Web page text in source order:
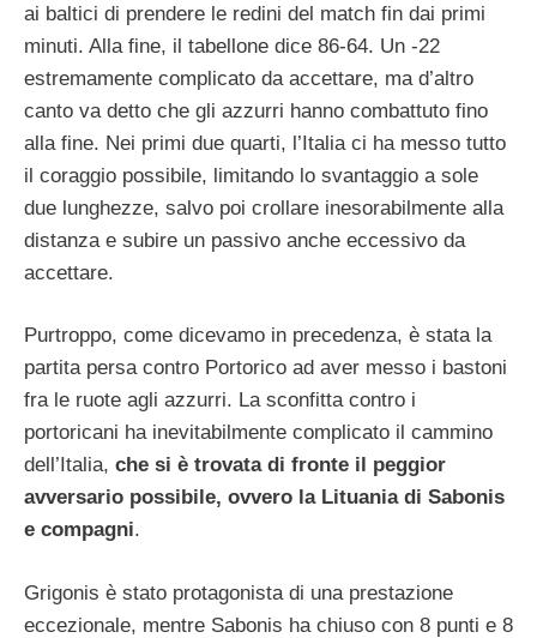
ai baltici di prendere le redini del match fin dai primi
minuti. Alla fine, il tabellone dice 86-64. Un -22
estremamente complicato da accettare, ma d’altro
canto va detto che gli azzurri hanno combattuto fino
alla fine. Nei primi due quarti, l’Italia ci ha messo tutto
il coraggio possibile, limitando lo svantaggio a sole
due lunghezze, salvo poi crollare inesorabilmente alla
distanza e subire un passivo anche eccessivo da
accettare.
Purtroppo, come dicevamo in precedenza, è stata la
partita persa contro Portorico ad aver messo i bastoni
fra le ruote agli azzurri. La sconfitta contro i
portoricani ha inevitabilmente complicato il cammino
dell’Italia, che si è trovata di fronte il peggior
avversario possibile, ovvero la Lituania di Sabonis
e compagni.
Grigonis è stato protagonista di una prestazione
eccezionale, mentre Sabonis ha chiuso con 8 punti e 8